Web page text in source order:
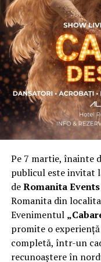
Asociația a fost
personal dificil, ca
contribuție și sens.
una dintre cele mai
antreprenor din
multe orașe, inclusiv
„Dacă nu eu, atunci
Mihalca,
întrebare s-a născut
Cine a ales să fie
Femeile prezente la
provin din domenii
Andreea Faur,
înseamnă să te
reprezinți și să educi
Pe 7 martie, înainte
publicul este invitat
deRomanita Events
Romanita din
Evenimentul
promite o
completă, într-un
recunoaștere în